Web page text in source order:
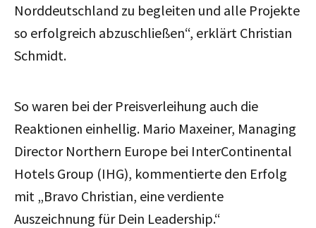
Norddeutschland zu begleiten und alle Projekte
so erfolgreich abzuschließen“, erklärt Christian
Schmidt.
So waren bei der Preisverleihung auch die
Reaktionen einhellig. Mario Maxeiner, Managing
Director Northern Europe bei InterContinental
Hotels Group (IHG), kommentierte den Erfolg
mit „Bravo Christian, eine verdiente
Auszeichnung für Dein Leadership.“